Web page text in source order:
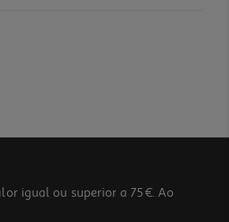
igual ou superior a 75€. Ao